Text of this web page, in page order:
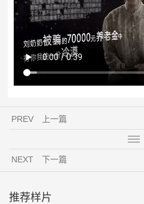
PREV 上一篇
NEXT 下一篇
推荐样片